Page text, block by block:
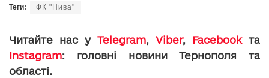
Теги: ФК "Нива"
Читайте нас у Telegram, Viber, Facebookта
Instagram: головні новини Тернополя та
області.